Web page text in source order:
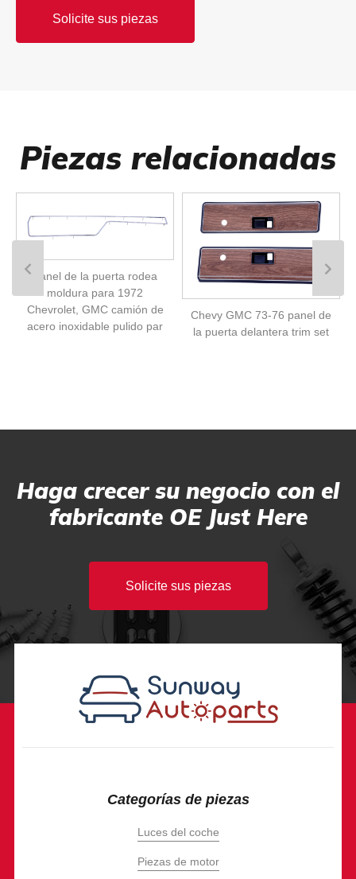
Solicite sus piezas
Piezas relacionadas
Panel de la puerta rodea
moldura para 1972
Chevrolet, GMC camión de
acero inoxidable pulido par
Chevy GMC 73-76 panel de
la puerta delantera trim set
Haga crecer su negocio con el
fabricante OE Just Here
Solicite sus piezas
Categorías de piezas
Luces del coche
Piezas de motor